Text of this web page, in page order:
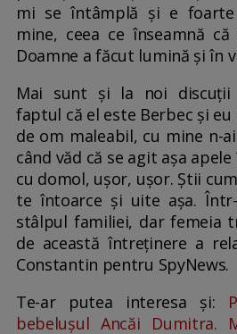
mi se întâmplă și e
mine, ceea ce înseamnă
Doamne a făcut lumină și în
Mai sunt și la noi discuții
faptul că el este Berbec și
de om maleabil, cu mine n-
când văd că se agit așa
cu domol, ușor, ușor. Știi
te întoarce și uite așa.
stâlpul familiei, dar femeia
de această întreținere a
Constantin pentru SpyNews.
Te-ar putea interesa și:
bebelușul Ancăi Dumitra.